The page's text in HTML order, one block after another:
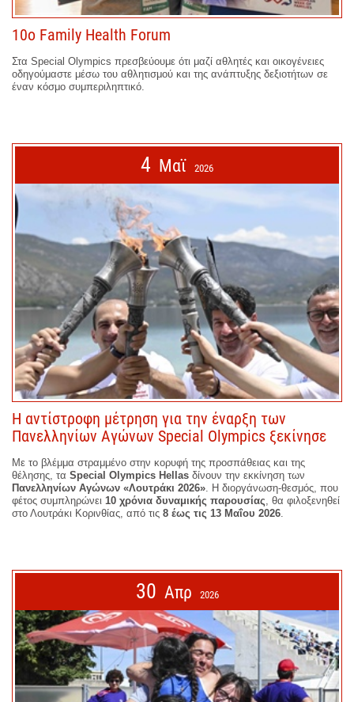
10ο Family Health Forum
Στα Special Olympics πρεσβεύουμε ότι μαζί αθλητές και οικογένειες
οδηγούμαστε μέσω του αθλητισμού και της ανάπτυξης δεξιοτήτων σε
έναν κόσμο συμπεριληπτικό.
4 Μαϊ 2026
Η αντίστροφη μέτρηση για την έναρξη των
Πανελληνίων Αγώνων Special Olympics ξεκίνησε
Με το βλέμμα στραμμένο στην κορυφή της προσπάθειας και της
θέλησης, τα Special Olympics Hellas δίνουν την εκκίνηση των
Πανελληνίων Αγώνων «Λουτράκι 2026» . Η διοργάνωση-θεσμός, που
φέτος συμπληρώνει 10 χρόνια δυναμικής παρουσίας , θα φιλοξενηθεί
στο Λουτράκι Κορινθίας, από τις 8 έως τις 13 Μαΐου 2026
30 Απρ 2026